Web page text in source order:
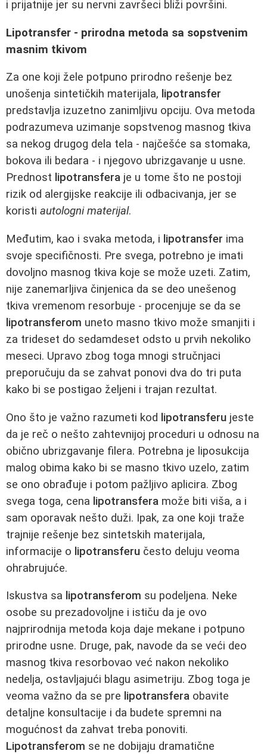
i prijatnije jer su nervni završeci bliži površini.
Lipotransfer - prirodna metoda sa sopstvenim
masnim tkivom
Za one koji žele potpuno prirodno rešenje bez
unošenja sintetičkih materijala, lipotransfer
predstavlja izuzetno zanimljivu opciju. Ova metoda
podrazumeva uzimanje sopstvenog masnog tkiva
sa nekog drugog dela tela - najčešće sa stomaka,
bokova ili bedara - i njegovo ubrizgavanje u usne.
Prednost lipotransfera je u tome što ne postoji
rizik od alergijske reakcije ili odbacivanja, jer se
koristi autologni materijal.
Međutim, kao i svaka metoda, i lipotransfer ima
svoje specifičnosti. Pre svega, potrebno je imati
dovoljno masnog tkiva koje se može uzeti. Zatim,
nije zanemarljiva činjenica da se deo unešenog
tkiva vremenom resorbuje - procenjuje se da se
lipotransferom uneto masno tkivo može smanjiti i
za trideset do sedamdeset odsto u prvih nekoliko
meseci. Upravo zbog toga mnogi stručnjaci
preporučuju da se zahvat ponovi dva do tri puta
kako bi se postigao željeni i trajan rezultat.
Ono što je važno razumeti kod lipotransferu jeste
da je reč o nešto zahtevnijoj proceduri u odnosu na
obično ubrizgavanje filera. Potrebna je liposukcija
malog obima kako bi se masno tkivo uzelo, zatim
se ono obrađuje i potom pažljivo aplicira. Zbog
svega toga, cena lipotransfera može biti viša, a i
sam oporavak nešto duži. Ipak, za one koji traže
trajnije rešenje bez sintetskih materijala,
informacije o lipotransferu često deluju veoma
ohrabrujuće.
Iskustva sa lipotransferom su podeljena. Neke
osobe su prezadovoljne i ističu da je ovo
najprirodnija metoda koja daje mekane i potpuno
prirodne usne. Druge, pak, navode da se veći deo
masnog tkiva resorbovao već nakon nekoliko
nedelja, ostavljajući blagu asimetriju. Zbog toga je
veoma važno da se pre lipotransfera obavite
detaljne konsultacije i da budete spremni na
mogućnost da zahvat treba ponoviti.
Lipotransferom se ne dobijaju dramatične